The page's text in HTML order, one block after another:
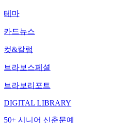
테마
카드뉴스
컷&칼럼
브라보스페셜
브라보리포트
DIGITAL LIBRARY
50+ 시니어 신춘문예